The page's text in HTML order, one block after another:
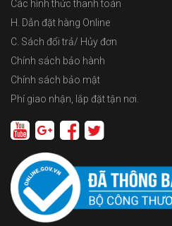
Các hình thức thanh toán
H. Dẫn đặt hàng Online
C. Sách đổi trả/ Hủy đơn
Chính sách bảo hành
Chính sách bảo mật
Phí giao nhận, lắp đặt tận nơi.